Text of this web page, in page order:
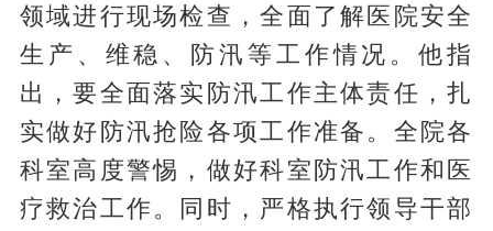
领域进行现场检查，全面了解医院安全
生产、维稳、防汛等工作情况。他指
出，要全面落实防汛工作主体责任，扎
实做好防汛抢险各项工作准备。全院各
科室高度警惕，做好科室防汛工作和医
疗救治工作。同时，严格执行领导干部